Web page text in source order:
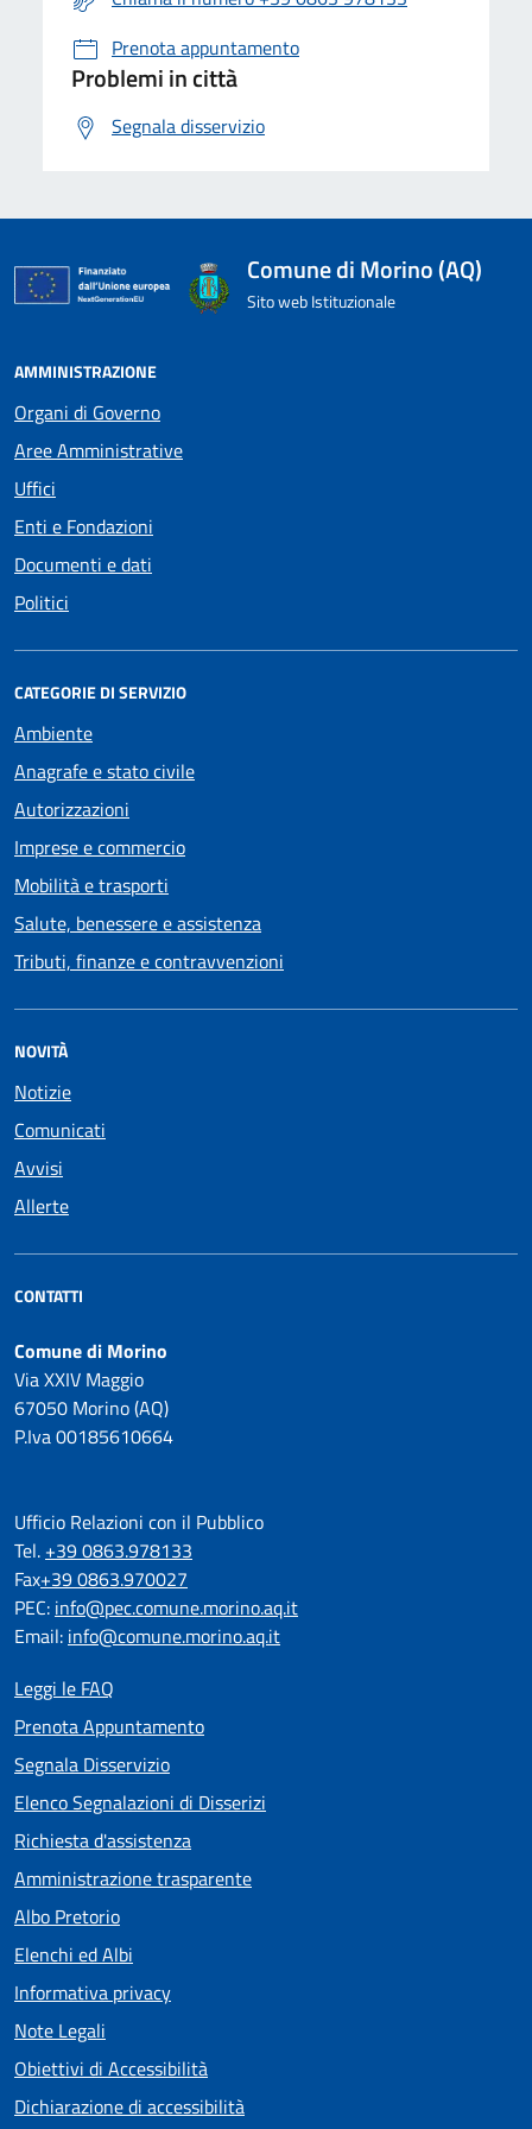
Prenota appuntamento
Problemi in città
Segnala disservizio
Comune di Morino (AQ)
Sito web Istituzionale
AMMINISTRAZIONE
Organi di Governo
Aree Amministrative
Uffici
Enti e Fondazioni
Documenti e dati
Politici
CATEGORIE DI SERVIZIO
Ambiente
Anagrafe e stato civile
Autorizzazioni
Imprese e commercio
Mobilità e trasporti
Salute, benessere e assistenza
Tributi, finanze e contravvenzioni
NOVITÀ
Notizie
Comunicati
Avvisi
Allerte
CONTATTI
Comune di Morino
Via XXIV Maggio
67050 Morino (AQ)
P.Iva 00185610664
Ufficio Relazioni con il Pubblico
Tel. +39 0863.978133
Fax+39 0863.970027
PEC: info@pec.comune.morino.aq.it
Email: info@comune.morino.aq.it
Leggi le FAQ
Prenota Appuntamento
Segnala Disservizio
Elenco Segnalazioni di Disserizi
Richiesta d'assistenza
Amministrazione trasparente
Albo Pretorio
Elenchi ed Albi
Informativa privacy
Note Legali
Obiettivi di Accessibilità
Dichiarazione di accessibilità